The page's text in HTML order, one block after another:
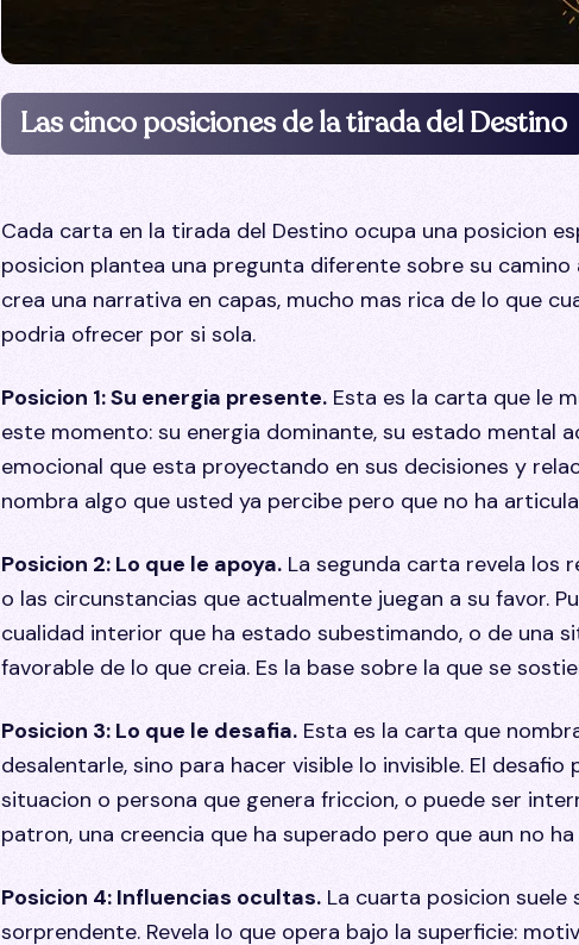
Las cinco posiciones de la tirada del Destino
Cada carta en la tirada del Destino ocupa una posicion
posicion plantea una pregunta diferente sobre su camino
crea una narrativa en capas, mucho mas rica de lo que
podria ofrecer por si sola.
Posicion 1: Su energia presente. Esta es la carta que le
este momento: su energia dominante, su estado mental
emocional que esta proyectando en sus decisiones y
nombra algo que usted ya percibe pero que no ha
Posicion 2: Lo que le apoya. La segunda carta revela los
o las circunstancias que actualmente juegan a su favor.
cualidad interior que ha estado subestimando, o de una
favorable de lo que creia. Es la base sobre la que se
Posicion 3: Lo que le desafia. Esta es la carta que
desalentarle, sino para hacer visible lo invisible. El desafio
situacion o persona que genera friccion, o puede ser
patron, una creencia que ha superado pero que aun no
Posicion 4: Influencias ocultas. La cuarta posicion suele
sorprendente. Revela lo que opera bajo la superficie: